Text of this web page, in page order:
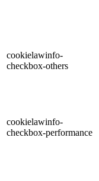
cookielawinfo-
checkbox-others
cookielawinfo-
checkbox-performance